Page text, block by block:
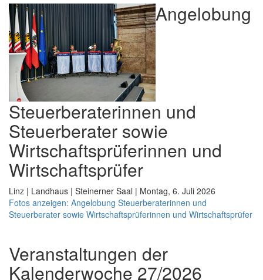
Angelobung
Steuerberaterinnen und
Steuerberater sowie
Wirtschaftsprüferinnen und
Wirtschaftsprüfer
Linz | Landhaus | Steinerner Saal | Montag, 6. Juli 2026
Fotos anzeigen: Angelobung Steuerberaterinnen und
Steuerberater sowie Wirtschaftsprüferinnen und Wirtschaftsprüfer
Veranstaltungen der
Kalenderwoche 27/2026